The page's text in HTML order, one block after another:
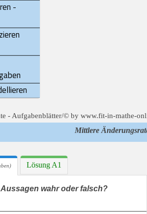
-
Mittlere
Lösung A1
wahr oder falsch?